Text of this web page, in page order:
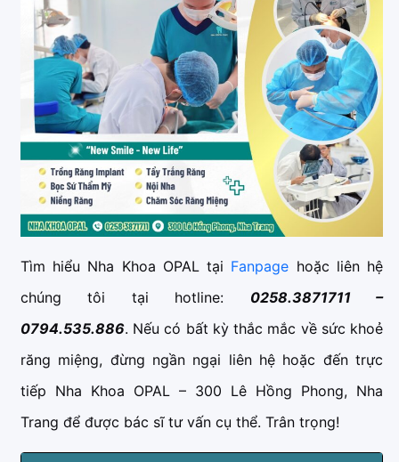
Tìm hiểu Nha Khoa OPAL tại Fanpage hoặc liên hệ
chúng tôi tại hotline: 0258.3871711 –
0794.535.886. Nếu có bất kỳ thắc mắc về sức khoẻ
răng miệng, đừng ngần ngại liên hệ hoặc đến trực
tiếp Nha Khoa OPAL – 300 Lê Hồng Phong, Nha
Trang để được bác sĩ tư vấn cụ thể. Trân trọng!